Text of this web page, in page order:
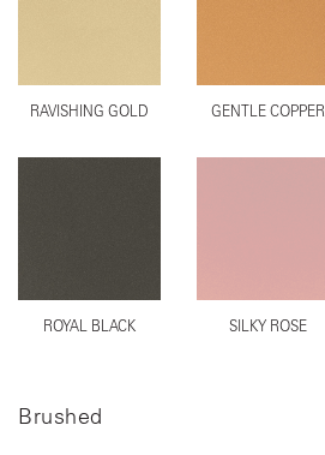
RAVISHING GOLD GENTLE COPPER
ROYAL BLACK SILKY ROSE
Brushed